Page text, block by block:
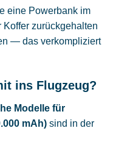
eine Powerbank im
zurückgehalten
— das verkompliziert
ins Flugzeug?
Modelle für
mAh)sind in der